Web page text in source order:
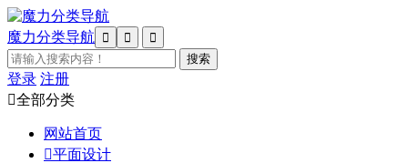
魔力分类导航   
登录 注册
全部分类
网站首页
平面设计